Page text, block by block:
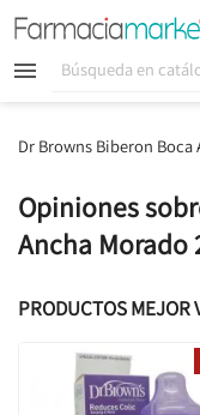
 
Dr Browns Biberon Boca
Opiniones
Ancha Morado
PRODUCTOS MEJOR